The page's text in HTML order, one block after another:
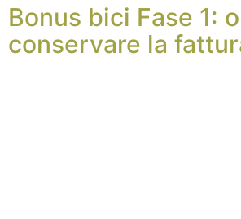
Bonus bici Fase 1:
conservare la